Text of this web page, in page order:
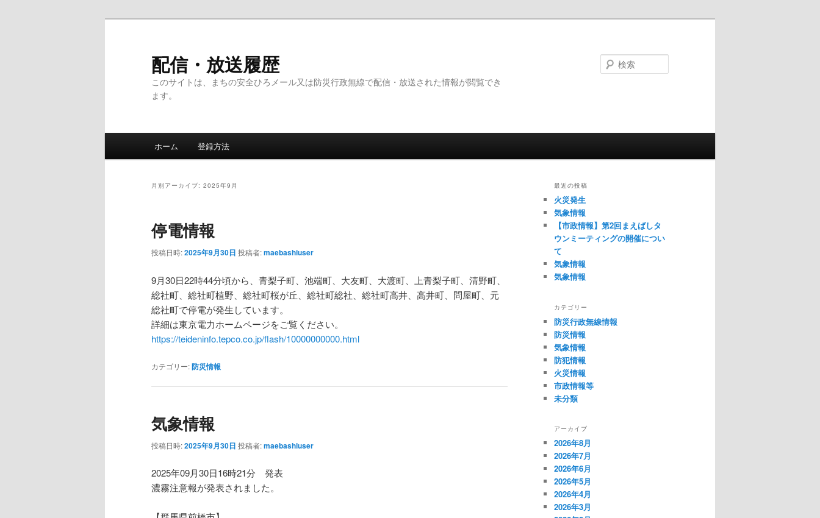
配信・放送履歴
このサイトは、まちの安全ひろメール又は防災行政無線で配信・放送された情報が閲覧でき
ます。
ホーム 登録方法
月別アーカイブ: 2025年9月
停電情報
投稿日時:2025年9月30日 投稿者:maebashiuser
9月30日22時44分頃から、青梨子町、池端町、大友町、大渡町、上青梨子町、清野町、
総社町、総社町植野、総社町桜が丘、総社町総社、総社町高井、高井町、問屋町、元
総社町で停電が発生しています。
詳細は東京電力ホームページをご覧ください。
https://teideninfo.tepco.co.jp/flash/10000000000.html
カテゴリー:防災情報
気象情報
投稿日時:2025年9月30日 投稿者:maebashiuser
2025年09月30日16時21分 発表
濃霧注意報が発表されました。
最近の投稿
火災発生
気象情報
【市政情報】第2回まえばしタ
ウンミーティングの開催につい
て
気象情報
気象情報
カテゴリー
防災行政無線情報
防災情報
気象情報
防犯情報
火災情報
市政情報等
未分類
アーカイブ
2026年8月
2026年7月
2026年6月
2026年5月
2026年4月
2026年3月